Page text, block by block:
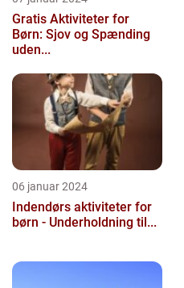
Gratis Aktiviteter for
Børn: Sjov og Spænding
uden...
06 januar 2024
Indendørs aktiviteter for
børn - Underholdning til...